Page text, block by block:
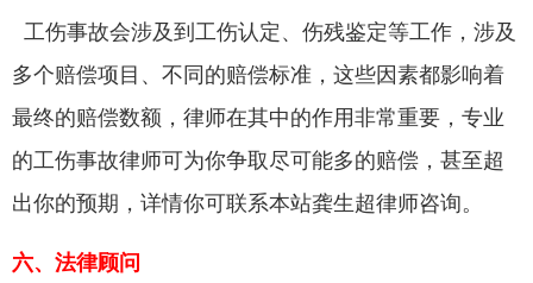
工伤事故会涉及到工伤认定、伤残鉴定等工作，涉及
多个赔偿项目、不同的赔偿标准，这些因素都影响着
最终的赔偿数额，律师在其中的作用非常重要，专业
的工伤事故律师可为你争取尽可能多的赔偿，甚至超
出你的预期，详情你可联系本站龚生超律师咨询。
六、法律顾问